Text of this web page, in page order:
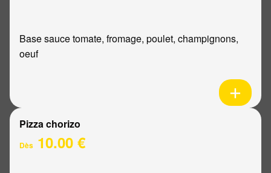
Base sauce tomate, fromage, poulet, champignons,
oeuf
Pizza chorizo
Dès 10.00 €